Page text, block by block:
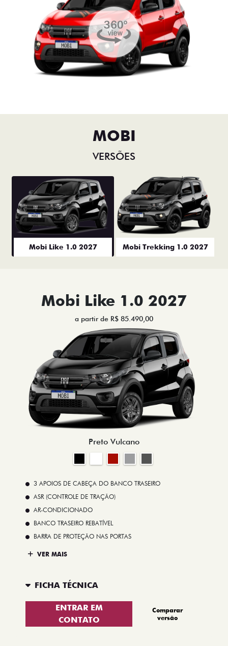
MOBI
VERSÕES
Mobi Like 1.0 2027 Mobi Trekking 1.0 2027
Mobi Like 1.0 2027
a partir de R$ 85.490,00
Preto Vulcano
3 APOIOS DE CABEÇA DO BANCO TRASEIRO
ASR (CONTROLE DE TRAÇÃO)
AR-CONDICIONADO
BANCO TRASEIRO REBATÍVEL
BARRA DE PROTEÇÃO NAS PORTAS
VER MAIS
FICHA TÉCNICA
ENTRAR EM
CONTATO
Comparar
versão